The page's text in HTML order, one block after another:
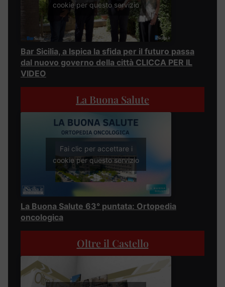
cookie per questo servizio
Bar Sicilia, a Ispica la sfida per il futuro passa
dal nuovo governo della città CLICCA PER IL
VIDEO
La Buona Salute
Fai clic per accettare i
cookie per questo servizio
La Buona Salute 63° puntata: Ortopedia
oncologica
Oltre il Castello